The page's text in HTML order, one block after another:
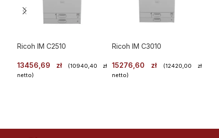
Ricoh IM C2510
13456,69 zł (10940,40 zł
netto)
Ricoh IM C3010
15276,60 zł (12420,00 zł
netto)